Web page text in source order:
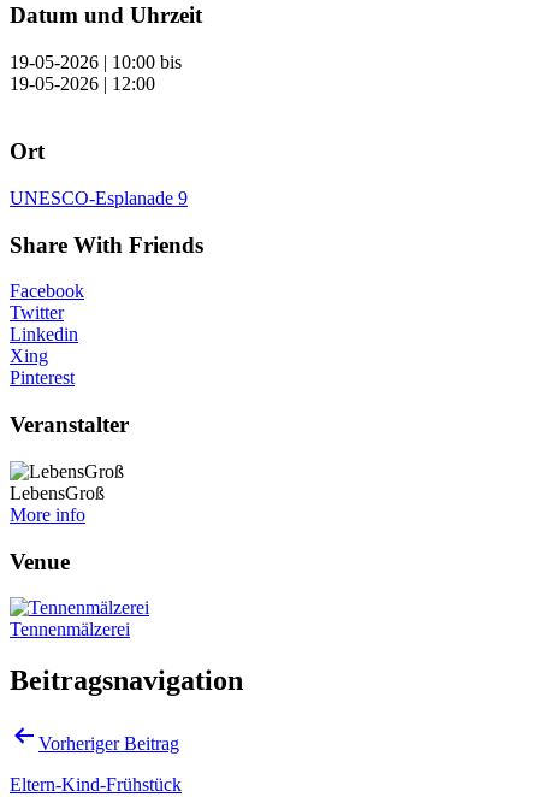
Datum und Uhrzeit
19-05-2026 | 10:00 bis
19-05-2026 | 12:00
Ort
UNESCO-Esplanade 9
Share With Friends
Facebook
Twitter
Linkedin
Xing
Pinterest
Veranstalter
LebensGroß
More info
Venue
Tennenmälzerei
Beitragsnavigation
Vorheriger Beitrag
Eltern-Kind-Frühstück